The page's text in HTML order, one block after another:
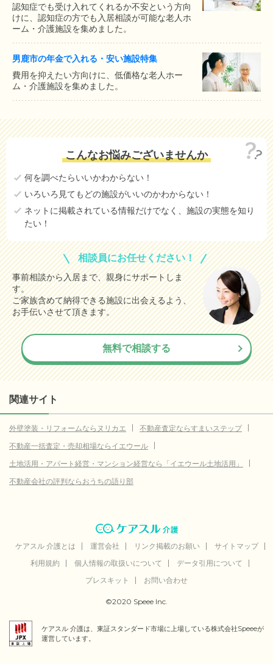
認知症でも受け入れてくれるか不安という方向
けに、認知症の方でも入居相談が可能な老人ホ
ーム・介護施設を集めました。
男鹿市の年金で入れる・安い施設特集
費用を抑えたい方向けに、低価格な老人ホー
ム・介護施設を集めました。
こんなお悩みございませんか
何を調べたらいいかわからない！
いろいろ見てもどの施設がいいのかわからない！
ネットに掲載されている情報だけでなく、施設の実態を知り
たい！
相談員にお任せください！
事前相談から入居まで、親身にサポートしま
す。
ご家族含めて納得できる施設に出会えるよう、
お手伝いさせて頂きます。
無料で相談する
関連サイト
外壁塗装・リフォームならヌリカエ
不動産査定ならすまいステップ
不動産一括査定・売却相場ならイエウール
土地活用・アパート経営・マンション経営なら「イエウール土地活用」
不動産会社の評判ならおうちの語り部
ケアスル 介護とは 運営会社 リンク掲載のお願い
サイトマップ
利用規約
個人情報の取扱いについて
データ引用について
プレスキット
お問い合わせ
©2020 Speee Inc.
ケアスル 介護は、東証スタンダード市場に上場している株式会社Speeeが
運営しています。